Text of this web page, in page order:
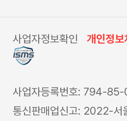
사업자정보확인 개인정보
사업자등록번호: 794-
통신판매업신고: 2022-서